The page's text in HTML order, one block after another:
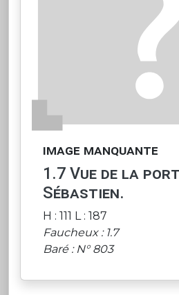
image manquante
1.7 Vue de la
Sébastien.
H : 111 L : 187
Faucheux : 1.7
Baré : N° 803